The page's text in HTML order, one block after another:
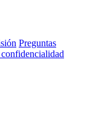
Preguntas